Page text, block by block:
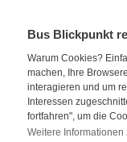
Bus Blickpunkt
Warum Cookies?
machen, Ihre
interagieren und um
Interessen
fortfahren", um die
Weitere Informationen